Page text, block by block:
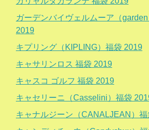
ガーデンバイヴェルムーア（
2019
キプリング（KIPLING）福袋 2019
キャサリンロス 福袋 2019
キャスコ ゴルフ 福袋 2019
キャセリーニ（Casselini）福袋
キャナルジーン（CANALJEAN）